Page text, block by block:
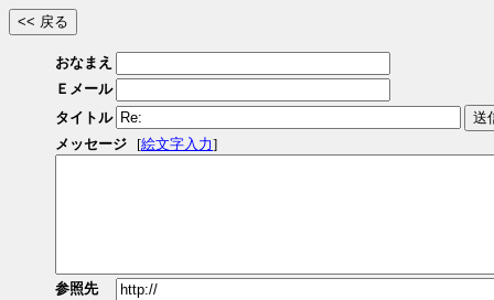
おなまえ
Ｅメール
タイトル
メッセージ
[絵文字入力]
参照先